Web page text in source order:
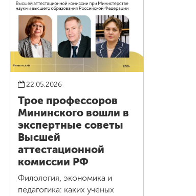
22.05.2026
Трое профессоров
Мининского вошли в
экспертные советы
Высшей
аттестационной
комиссии РФ
Филология, экономика и
педагогика: каких ученых